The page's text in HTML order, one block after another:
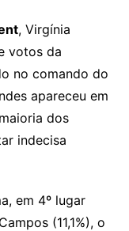
, Virgínia
votos da
no comando do
apareceu em
dos
indecisa
em 4º lugar
(11,1%), o